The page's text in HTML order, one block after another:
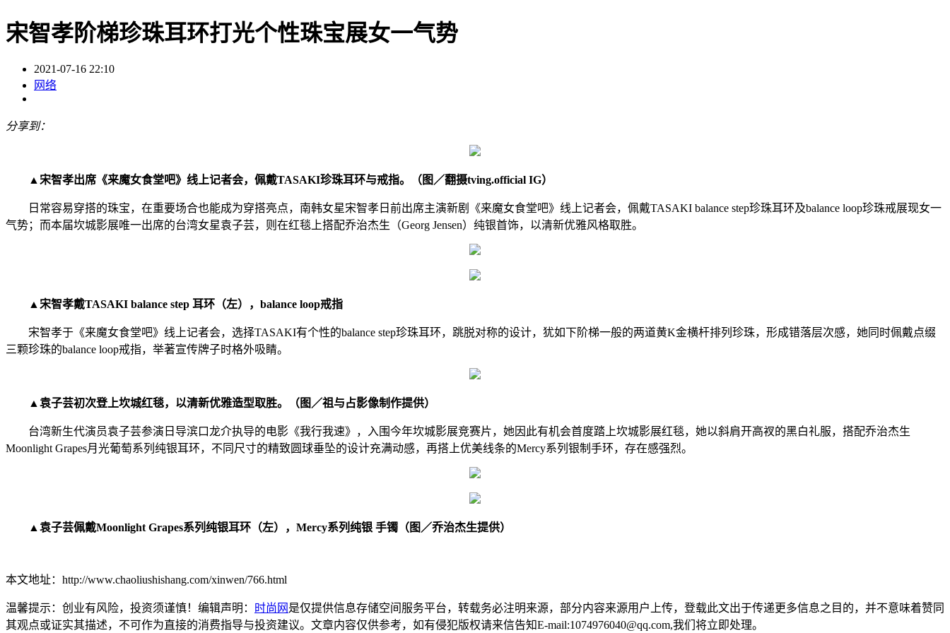
宋智孝阶梯珍珠耳环打光个性珠宝展女一气势
2021-07-16 22:10
网络
分享到：
▲宋智孝出席《来魔女食堂吧》线上记者会，佩戴TASAKI珍珠耳环与戒指。（图／翻摄tving.official IG）
日常容易穿搭的珠宝，在重要场合也能成为穿搭亮点，南韩女星宋智孝日前出席主演新剧《来魔女食堂吧》线上记者会，佩戴TASAKI balance step珍珠耳环及balance loop珍珠戒展现女一
气势；而本届坎城影展唯一出席的台湾女星袁子芸，则在红毯上搭配乔治杰生（Georg Jensen）纯银首饰，以清新优雅风格取胜。
▲宋智孝戴TASAKI balance step 耳环（左），balance loop戒指
宋智孝于《来魔女食堂吧》线上记者会，选择TASAKI有个性的balance step珍珠耳环，跳脱对称的设计，犹如下阶梯一般的两道黄K金横杆排列珍珠，形成错落层次感，她同时佩戴点缀
三颗珍珠的balance loop戒指，举著宣传牌子时格外吸睛。
▲袁子芸初次登上坎城红毯，以清新优雅造型取胜。（图／祖与占影像制作提供）
台湾新生代演员袁子芸参演日导滨口龙介执导的电影《我行我速》，入围今年坎城影展竞赛片，她因此有机会首度踏上坎城影展红毯，她以斜肩开高衩的黑白礼服，搭配乔治杰生
Moonlight Grapes月光葡萄系列纯银耳环，不同尺寸的精致圆球垂坠的设计充满动感，再搭上优美线条的Mercy系列银制手环，存在感强烈。
▲袁子芸佩戴Moonlight Grapes系列纯银耳环（左），Mercy系列纯银 手镯（图／乔治杰生提供）
本文地址：http://www.chaoliushishang.com/xinwen/766.html
温馨提示：创业有风险，投资须谨慎！编辑声明： 时尚网 是仅提供信息存储空间服务平台，转载务必注明来源，部分内容来源用户上传，登载此文出于传递更多信息之目的，并不意味着赞同
其观点或证实其描述，不可作为直接的消费指导与投资建议。文章内容仅供参考，如有侵犯版权请来信告知E-mail:1074976040@qq.com,我们将立即处理。